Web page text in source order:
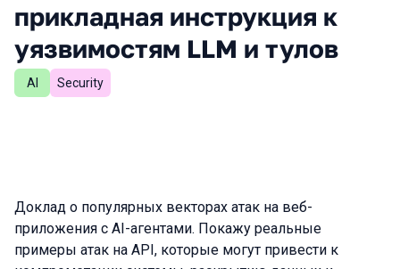
прикладная инструкция к
уязвимостям LLM и тулов
AI Security
Доклад о популярных векторах атак на веб-
приложения с AI-агентами. Покажу реальные
примеры атак на API, которые могут привести к